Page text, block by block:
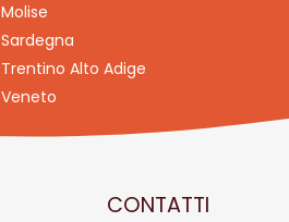
Molise
Sardegna
Trentino Alto Adige
Veneto
CONTATTI